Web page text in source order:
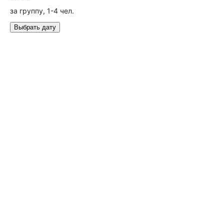
за группу, 1-4 чел.
Выбрать дату